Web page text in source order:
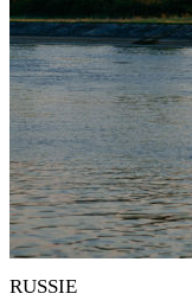
RUSSIE